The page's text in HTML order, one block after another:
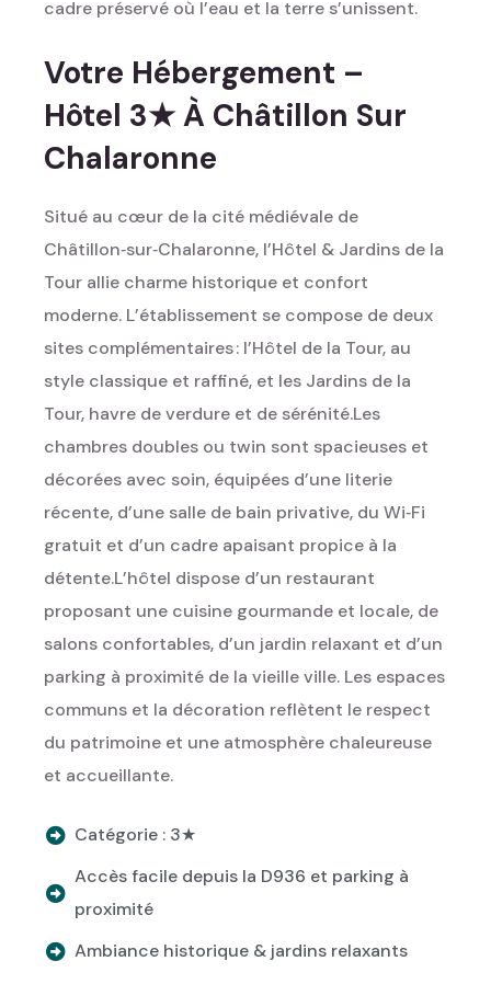
cadre préservé où l’eau et la terre s’unissent.
Votre Hébergement –
Hôtel 3★ À Châtillon Sur
Chalaronne
Situé au cœur de la cité médiévale de
Châtillon‑sur‑Chalaronne, l’Hôtel & Jardins de la
Tour allie charme historique et confort
moderne. L’établissement se compose de deux
sites complémentaires : l’Hôtel de la Tour, au
style classique et raffiné, et les Jardins de la
Tour, havre de verdure et de sérénité.Les
chambres doubles ou twin sont spacieuses et
décorées avec soin, équipées d’une literie
récente, d’une salle de bain privative, du Wi‑Fi
gratuit et d’un cadre apaisant propice à la
détente.L’hôtel dispose d’un restaurant
proposant une cuisine gourmande et locale, de
salons confortables, d’un jardin relaxant et d’un
parking à proximité de la vieille ville. Les espaces
communs et la décoration reflètent le respect
du patrimoine et une atmosphère chaleureuse
et accueillante.
Catégorie : 3★
Accès facile depuis la D936 et parking à
proximité
Ambiance historique & jardins relaxants